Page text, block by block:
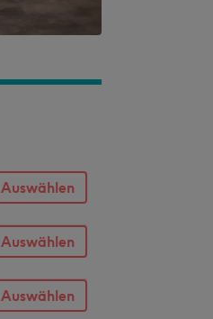
Auswählen
Auswählen
Auswählen